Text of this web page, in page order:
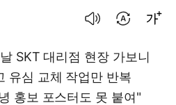
SKT 대리점 현장 가보니
유심 교체 작업만 반복
홍보 포스터도 못 붙여"